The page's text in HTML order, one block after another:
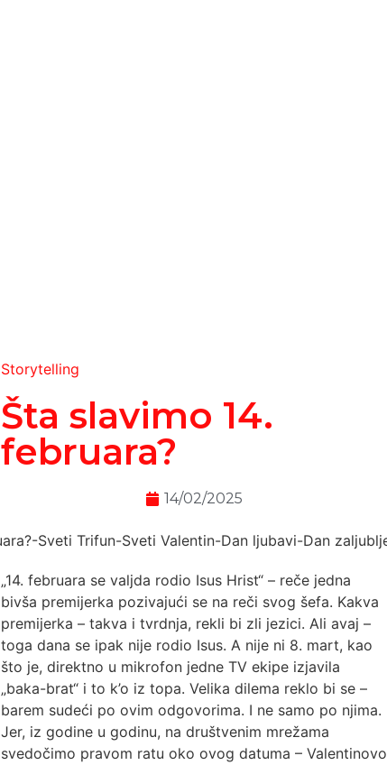
Storytelling
Šta slavimo 14.
februara?
14/02/2025
„14. februara se valjda rodio Isus Hrist“ – reče jedna
bivša premijerka pozivajući se na reči svog šefa. Kakva
premijerka – takva i tvrdnja, rekli bi zli jezici. Ali avaj –
toga dana se ipak nije rodio Isus. A nije ni 8. mart, kao
što je, direktno u mikrofon jedne TV ekipe izjavila
„baka-brat“ i to k’o iz topa. Velika dilema reklo bi se –
barem sudeći po ovim odgovorima. I ne samo po njima.
Jer, iz godine u godinu, na društvenim mrežama
svedočimo pravom ratu oko ovog datuma – Valentinovo